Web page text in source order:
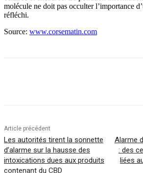
molécule ne doit pas occulter l’importance
réfléchi.
Source: www.corsematin.com
Article précédent
Les autorités tirent la sonnette
d’alarme sur la hausse des
intoxications dues aux produits
contenant du CBD
Alarme
: des
liées